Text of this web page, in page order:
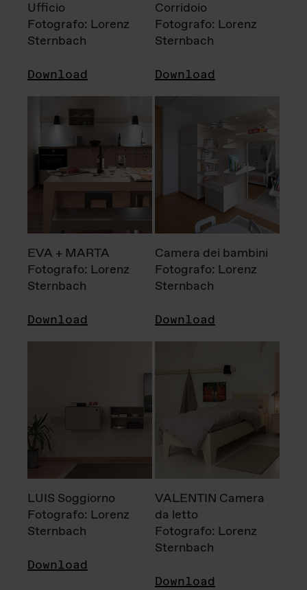
Ufficio
Fotografo: Lorenz
Sternbach
Download
Corridoio
Fotografo: Lorenz
Sternbach
Download
EVA + MARTA
Fotografo: Lorenz
Sternbach
Download
Camera dei bambini
Fotografo: Lorenz
Sternbach
Download
LUIS Soggiorno
Fotografo: Lorenz
Sternbach
Download
VALENTIN Camera
da letto
Fotografo: Lorenz
Sternbach
Download